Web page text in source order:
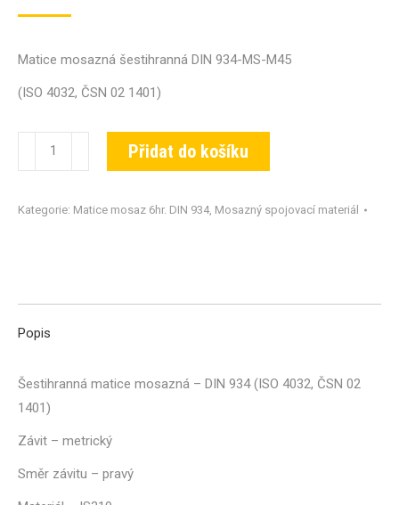
Matice mosazná šestihranná DIN 934-MS-M45
(ISO 4032, ČSN 02 1401)
Matice
DIN
MS-
Přidat do košíku
Kategorie: Matice mosaz 6hr. DIN 934, Mosazný spojovací materiál
Popis
Šestihranná matice mosazná – DIN 934 (ISO 4032, ČSN 02
1401)
Závit – metrický
Směr závitu – pravý